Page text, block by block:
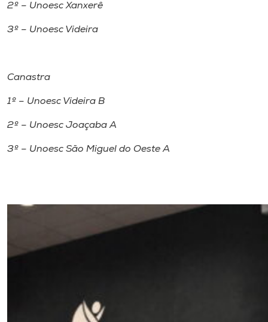
2º – Unoesc Xanxerê
3º – Unoesc Videira
Canastra
1º – Unoesc Videira B
2º – Unoesc Joaçaba A
3º – Unoesc São Miguel do Oeste A